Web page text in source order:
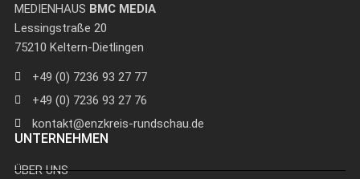
MEDIENHAUS BMC MEDIA
Lessingstraße 20
75210 Keltern-Dietlingen
+49 (0) 7236 93 27 77
+49 (0) 7236 93 27 76
kontakt@enzkreis-rundschau.de
UNTERNEHMEN
ÜBER UNS